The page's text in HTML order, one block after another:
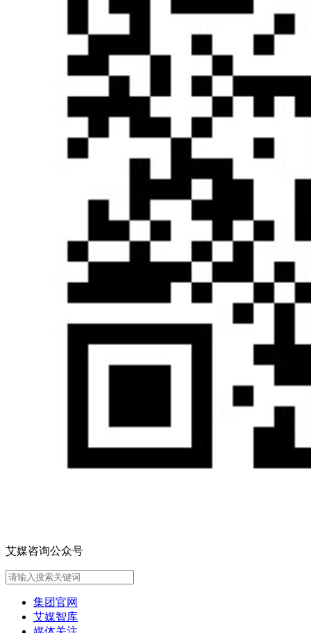
艾媒咨询公众号
集团官网
艾媒智库